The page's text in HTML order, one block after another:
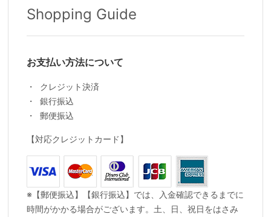
Shopping Guide
お支払い方法について
クレジット決済
銀行振込
郵便振込
【対応クレジットカード】
※【郵便振込】【銀行振込】では、入金確認できるまでに
時間がかかる場合がございます。土、日、祝日をはさみ